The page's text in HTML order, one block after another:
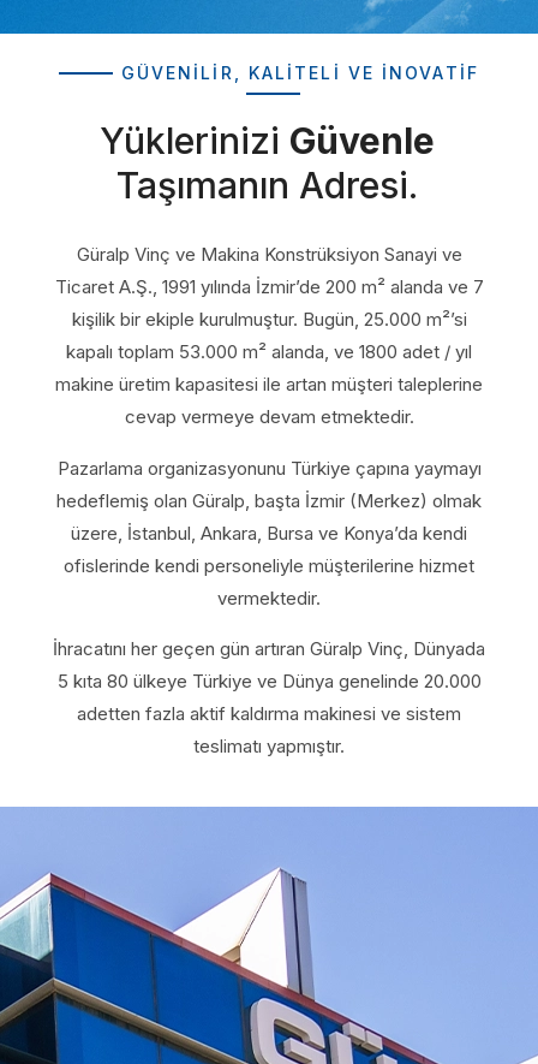
GÜVENILIR, KALITELI VE İNOVATIF
Yüklerinizi Güvenle
Taşımanın Adresi.
Güralp Vinç ve Makina Konstrüksiyon Sanayi ve
Ticaret A.Ş., 1991 yılında İzmir’de 200 m² alanda ve 7
kişilik bir ekiple kurulmuştur. Bugün, 25.000 m²’si
kapalı toplam 53.000 m² alanda, ve 1800 adet / yıl
makine üretim kapasitesi ile artan müşteri taleplerine
cevap vermeye devam etmektedir.
Pazarlama organizasyonunu Türkiye çapına yaymayı
hedeflemiş olan Güralp, başta İzmir (Merkez) olmak
üzere, İstanbul, Ankara, Bursa ve Konya’da kendi
ofislerinde kendi personeliyle müşterilerine hizmet
vermektedir.
İhracatını her geçen gün artıran Güralp Vinç, Dünyada
5 kıta 80 ülkeye Türkiye ve Dünya genelinde 20.000
adetten fazla aktif kaldırma makinesi ve sistem
teslimatı yapmıştır.